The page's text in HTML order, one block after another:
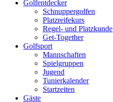
Golfentdecker
Schnuppergolfen
Platzreifekurs
Regel- und Platzkunde
Get-Together
Golfsport
Mannschaften
Spielgruppen
Jugend
Tunierkalender
Startzeiten
Gäste